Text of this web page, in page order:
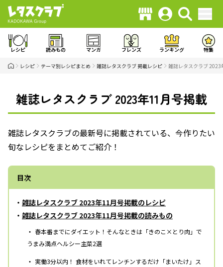
レシピ 読みもの マンガ フレンズ ランキング 特集
レシピ テーマ別レシピまとめ 雑誌レタスクラブ 掲載レシピ 雑誌レタスクラブ 2023
雑誌レタスクラブ 2023年11月号掲載
雑誌レタスクラブの最新号に掲載されている、今作りたい
旬なレシピをまとめてご紹介！
目次
・ 雑誌レタスクラブ 2023年11月号掲載のレシピ
・ 雑誌レタスクラブ 2023年11月号掲載の読みもの
・ 春本番までにダイエット！そんなときは「きのこ×とり肉」で
うまみ満点ヘルシー主菜2選
・ 実働3分以内！ 食材をいれてレンチンするだけ「まいたけ」ス